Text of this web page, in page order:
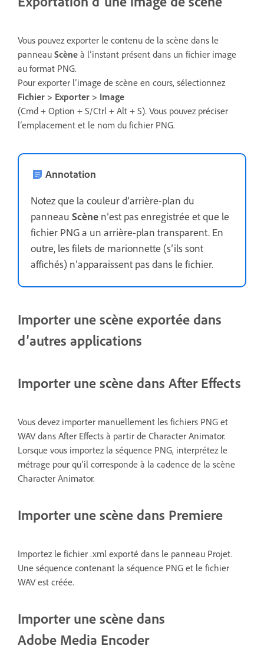
Vous pouvez exporter le contenu de la scène dans le
panneau Scène à l’instant présent dans un fichier image
au format PNG.
Pour exporter l’image de scène en cours, sélectionnez
Fichier > Exporter > Image
(Cmd + Option + S/Ctrl + Alt + S). Vous pouvez préciser
l’emplacement et le nom du fichier PNG.
Annotation
Notez que la couleur d’arrière-plan du
panneau Scène n’est pas enregistrée et que le
fichier PNG a un arrière-plan transparent. En
outre, les filets de marionnette (s’ils sont
affichés) n’apparaissent pas dans le fichier.
Importer une scène exportée dans
d’autres applications
Importer une scène dans After Effects
Vous devez importer manuellement les fichiers PNG et
WAV dans After Effects à partir de Character Animator.
Lorsque vous importez la séquence PNG, interprétez le
métrage pour qu’il corresponde à la cadence de la scène
Character Animator.
Importer une scène dans Premiere
Importez le fichier .xml exporté dans le panneau Projet.
Une séquence contenant la séquence PNG et le fichier
WAV est créée.
Importer une scène dans
Adobe Media Encoder